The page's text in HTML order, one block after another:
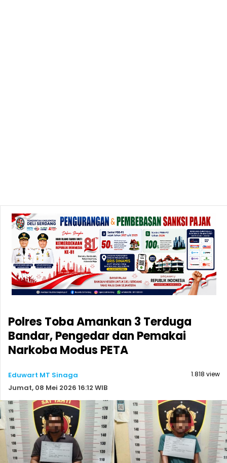
Polres Toba Amankan 3 Terduga
Bandar, Pengedar dan Pemakai
Narkoba Modus PETA
Eduwart MT Sinaga
Jumat, 08 Mei 2026 16:12 WIB
1.818 view